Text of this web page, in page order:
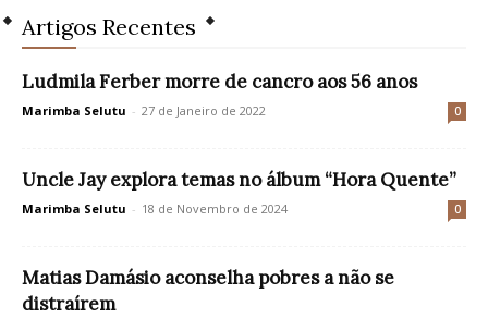
Artigos Recentes
Ludmila Ferber morre de cancro aos 56 anos
Marimba Selutu - 27 de Janeiro de 2022 0
Uncle Jay explora temas no álbum “Hora Quente”
Marimba Selutu - 18 de Novembro de 2024 0
Matias Damásio aconselha pobres a não se
distraírem